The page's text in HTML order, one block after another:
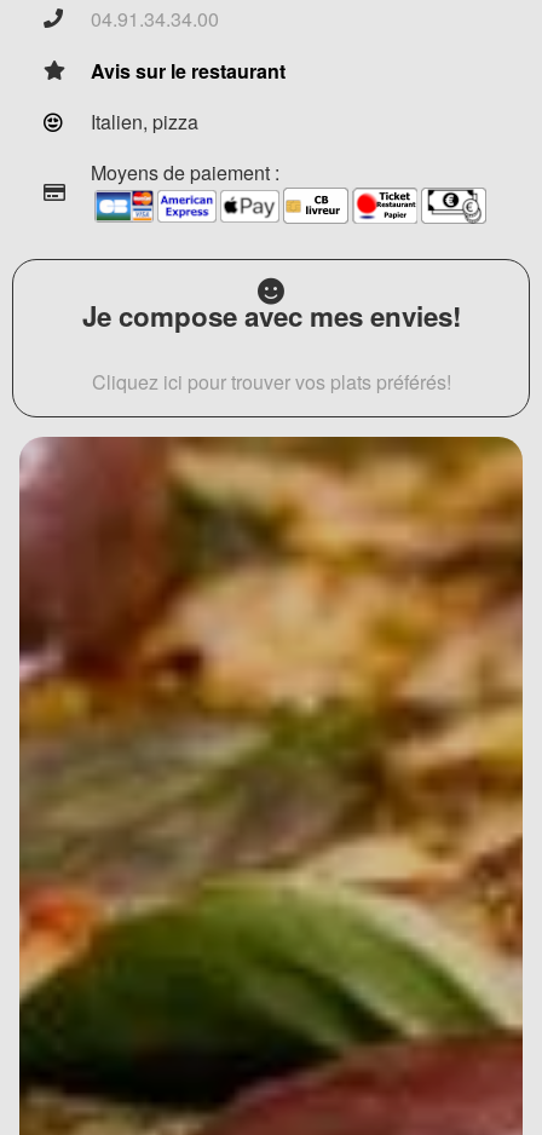
04.91.34.34.00
Avis sur le restaurant
Italien, pizza
Moyens de paiement :
Je compose avec mes envies!
Cliquez ici pour trouver vos plats préférés!